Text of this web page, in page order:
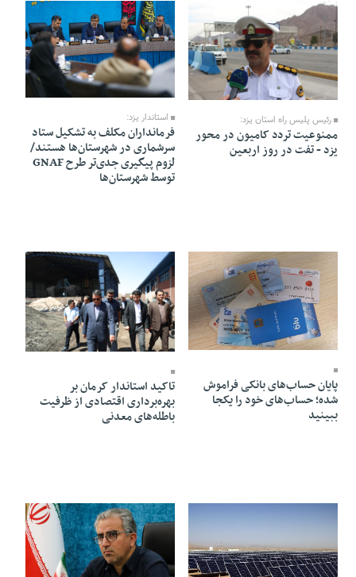
رئیس پلیس راه استان یزد:
ممنوعیت تردد کامیون در محور
یزد - تفت در روز اربعین
11 Mordad 1405 - 07:55
استاندار یزد:
فرمانداران مکلف به تشکیل ستاد
سرشماری در شهرستان‌ها هستند/
لزوم پیگیری جدی‌تر طرح GNAF
توسط شهرستان‌ها
10 Mordad 1405 - 22:14
پایان حساب‌های بانکی فراموش
شده؛ حساب‌های خود را یکجا
ببینید
10 Mordad 1405 - 22:11
تاکید استاندار کرمان بر
بهره‌برداری اقتصادی از ظرفیت
باطله‌های معدنی